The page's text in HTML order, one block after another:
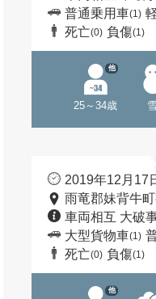
普通乗用車(1)
死亡(0) 負傷(1)
25～34歳
他
2019年12月17
雨竜郡妹背牛
車両相互 大破
大型貨物車(1)
死亡(0) 負傷(1)
他